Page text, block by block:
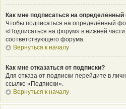
Как мне подписаться на
Чтобы подписаться на определённый
«Подписаться на форум» в нижней
соответствующего форума.
Вернуться к началу
Как мне отказаться от подписки?
Для отказа от подписки перейдите в
ссылке «Подписки».
Вернуться к началу